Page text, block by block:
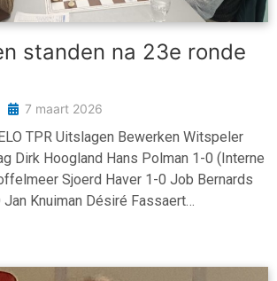
standen na 23e ronde
7 maart 2026
TPR Uitslagen Bewerken Witspeler
Dirk Hoogland Hans Polman 1-0 (Interne
Sjoerd Haver 1-0 Job Bernards
Knuiman Désiré Fassaert…